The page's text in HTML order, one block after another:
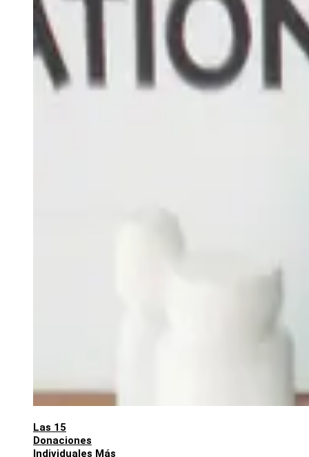
Las 15
Donaciones
Individuales Más